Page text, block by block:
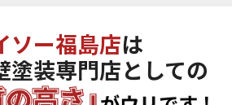
ソー福島店は
塗装専門店としての